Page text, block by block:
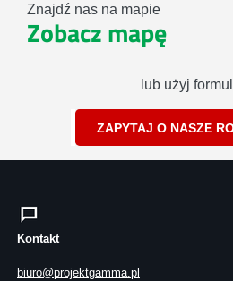
Znajdź nas na mapie
Zobacz mapę
lub użyj
ZAPYTAJ O NASZE
Kontakt
biuro@projektgamma.pl